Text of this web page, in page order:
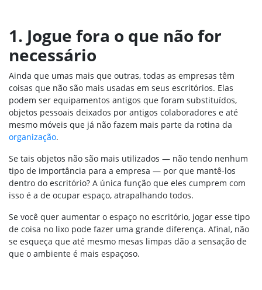
1. Jogue fora o que não for
necessário
Ainda que umas mais que outras, todas as empresas têm
coisas que não são mais usadas em seus escritórios. Elas
podem ser equipamentos antigos que foram substituídos,
objetos pessoais deixados por antigos colaboradores e até
mesmo móveis que já não fazem mais parte da rotina da
organização.
Se tais objetos não são mais utilizados — não tendo nenhum
tipo de importância para a empresa — por que mantê-los
dentro do escritório? A única função que eles cumprem com
isso é a de ocupar espaço, atrapalhando todos.
Se você quer aumentar o espaço no escritório, jogar esse tipo
de coisa no lixo pode fazer uma grande diferença. Afinal, não
se esqueça que até mesmo mesas limpas dão a sensação de
que o ambiente é mais espaçoso.